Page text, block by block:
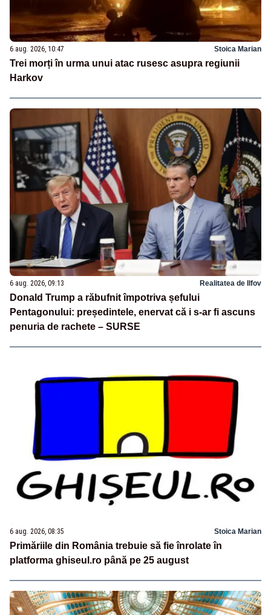
6 aug. 2026, 10:47 Stoica Marian
Trei morți în urma unui atac rusesc asupra regiunii
Harkov
6 aug. 2026, 09:13 Realitatea de Ilfov
Donald Trump a răbufnit împotriva șefului
Pentagonului: președintele, enervat că i s-ar fi ascuns
penuria de rachete – SURSE
6 aug. 2026, 08:35 Stoica Marian
Primăriile din România trebuie să fie înrolate în
platforma ghiseul.ro până pe 25 august